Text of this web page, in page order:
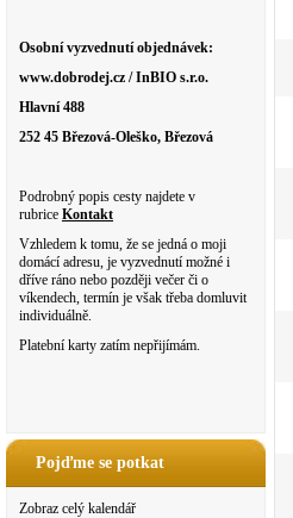
Osobní vyzvednutí objednávek:
www.dobrodej.cz / InBIO s.r.o.
Hlavní 488
252 45 Březová-Oleško, Březová
Podrobný popis cesty najdete v
rubrice Kontakt
Vzhledem k tomu, že se jedná o moji
domácí adresu, je vyzvednutí možné i
dříve ráno nebo později večer či o
víkendech, termín je však třeba domluvit
individuálně.
Platební karty zatím nepřijímám.
Pojďme se potkat
Zobraz celý kalendář